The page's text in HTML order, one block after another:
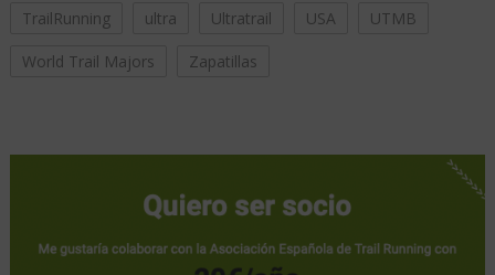
TrailRunning ultra Ultratrail USA UTMB
World Trail Majors Zapatillas